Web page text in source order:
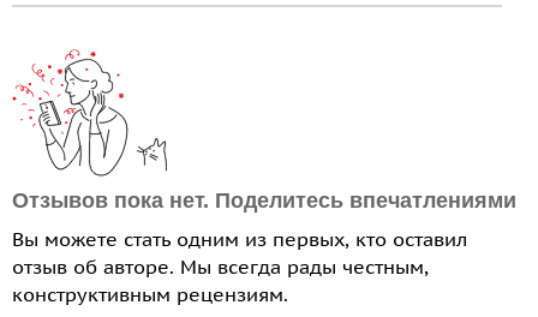
Отзывов пока нет. Поделитесь впечатлениями
Вы можете стать одним из первых, кто оставил
отзыв об авторе. Мы всегда рады честным,
конструктивным рецензиям.